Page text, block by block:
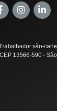
são-
13566-590 -